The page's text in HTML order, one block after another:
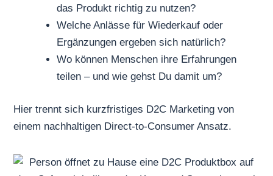
das Produkt richtig zu nutzen?
Welche Anlässe für Wiederkauf oder
Ergänzungen ergeben sich natürlich?
Wo können Menschen ihre Erfahrungen
teilen – und wie gehst Du damit um?
Hier trennt sich kurzfristiges D2C Marketing von
einem nachhaltigen Direct-to-Consumer Ansatz.